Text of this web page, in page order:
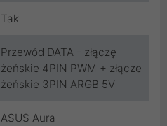
Tak
Przewód DATA - złączę
żeńskie 4PIN PWM + złącze
żeńskie 3PIN ARGB 5V
ASUS Aura